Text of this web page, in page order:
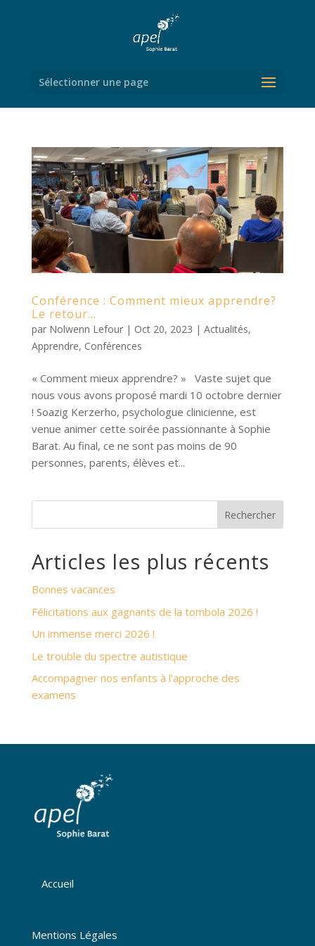
Sélectionner une page
Conférence : Comment mieux apprendre?
Le retour…
par Nolwenn Lefour| Oct 20, 2023 | Actualités,
Apprendre, Conférences
« Comment mieux apprendre? » Vaste sujet que
nous vous avons proposé mardi 10 octobre dernier
! Soazig Kerzerho, psychologue clinicienne, est
venue animer cette soirée passionnante à Sophie
Barat. Au final, ce ne sont pas moins de 90
personnes, parents, élèves et...
Rechercher
Articles les plus récents
Bonnes vacances
Félicitations aux gagnants de la tombola 2026 !
Un immense merci 2026 !
Le trouble du spectre autistique
Accompagner nos enfants à l’approche des
examens
Accueil
Mentions Légales